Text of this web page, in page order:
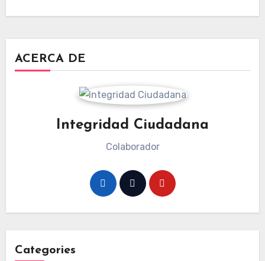
ACERCA DE
Integridad Ciudadana
Colaborador
Categories